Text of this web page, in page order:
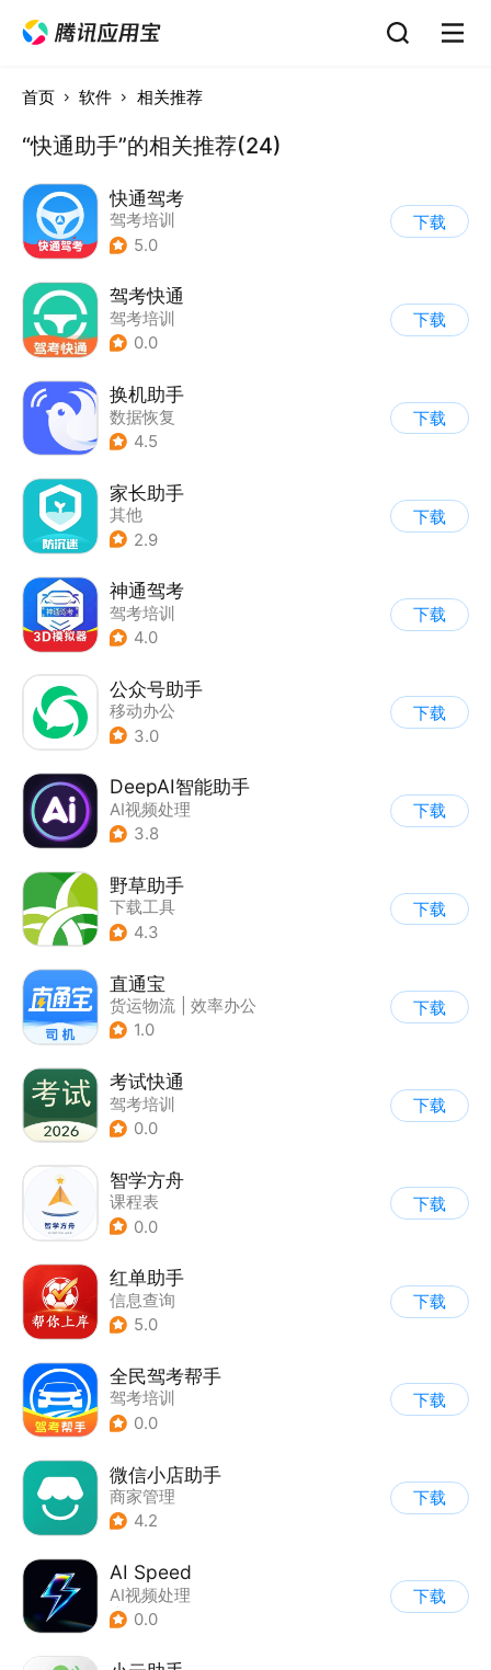
首页 软件 相关推荐
“快通助手”的相关推荐(24)
快通驾考
驾考培训
5.0
下载
驾考快通
驾考培训
0.0
下载
换机助手
数据恢复
4.5
下载
家长助手
其他
2.9
下载
神通驾考
驾考培训
4.0
下载
公众号助手
移动办公
3.0
下载
DeepAI智能助手
AI视频处理
3.8
下载
野草助手
下载工具
4.3
下载
直通宝
货运物流
效率办公
1.0
下载
考试快通
驾考培训
0.0
下载
智学方舟
课程表
0.0
下载
红单助手
信息查询
5.0
下载
全民驾考帮手
驾考培训
0.0
下载
微信小店助手
商家管理
4.2
下载
AI Speed
AI视频处理
| AI聊天对话
0.0
下载